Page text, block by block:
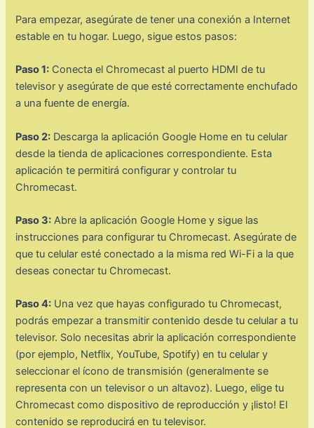
Para empezar, asegúrate de tener una conexión a Internet
estable en tu hogar. Luego, sigue estos pasos:
Paso 1: Conecta el Chromecast al puerto HDMI de tu
televisor y asegúrate de que esté correctamente enchufado
a una fuente de energía.
Paso 2: Descarga la aplicación Google Home en tu celular
desde la tienda de aplicaciones correspondiente. Esta
aplicación te permitirá configurar y controlar tu
Chromecast.
Paso 3: Abre la aplicación Google Home y sigue las
instrucciones para configurar tu Chromecast. Asegúrate de
que tu celular esté conectado a la misma red Wi-Fi a la que
deseas conectar tu Chromecast.
Paso 4: Una vez que hayas configurado tu Chromecast,
podrás empezar a transmitir contenido desde tu celular a tu
televisor. Solo necesitas abrir la aplicación correspondiente
(por ejemplo, Netflix, YouTube, Spotify) en tu celular y
seleccionar el ícono de transmisión (generalmente se
representa con un televisor o un altavoz). Luego, elige tu
Chromecast como dispositivo de reproducción y ¡listo! El
contenido se reproducirá en tu televisor.